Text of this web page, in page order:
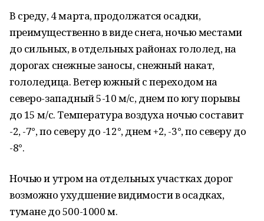
В среду, 4 марта, продолжатся осадки,
преимущественно в виде снега, ночью местами
до сильных, в отдельных районах гололед, на
дорогах снежные заносы, снежный накат,
гололедица. Ветер южный с переходом на
северо-западный 5-10 м/с, днем по югу порывы
до 15 м/с. Температура воздуха ночью составит
-2, -7°, по северу до -12°, днем +2, -3°, по северу до
-8°.
Ночью и утром на отдельных участках дорог
возможно ухудшение видимости в осадках,
тумане до 500-1000 м.